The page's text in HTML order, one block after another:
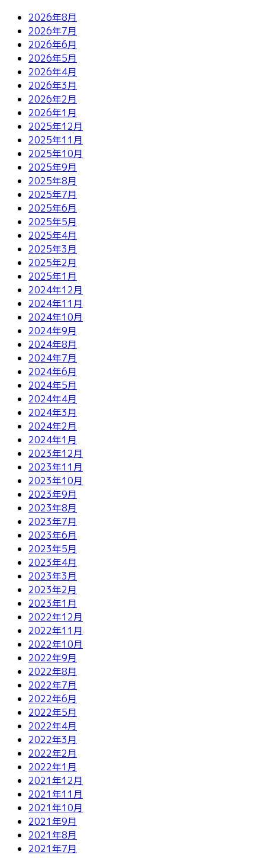
2026年8月
2026年7月
2026年6月
2026年5月
2026年4月
2026年3月
2026年2月
2026年1月
2025年12月
2025年11月
2025年10月
2025年9月
2025年8月
2025年7月
2025年6月
2025年5月
2025年4月
2025年3月
2025年2月
2025年1月
2024年12月
2024年11月
2024年10月
2024年9月
2024年8月
2024年7月
2024年6月
2024年5月
2024年4月
2024年3月
2024年2月
2024年1月
2023年12月
2023年11月
2023年10月
2023年9月
2023年8月
2023年7月
2023年6月
2023年5月
2023年4月
2023年3月
2023年2月
2023年1月
2022年12月
2022年11月
2022年10月
2022年9月
2022年8月
2022年7月
2022年6月
2022年5月
2022年4月
2022年3月
2022年2月
2022年1月
2021年12月
2021年11月
2021年10月
2021年9月
2021年8月
2021年7月